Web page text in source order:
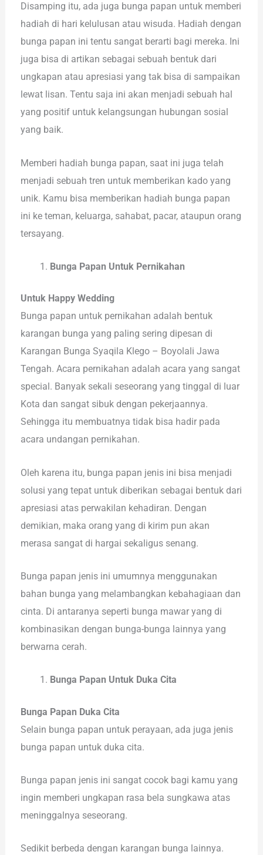
Disamping itu, ada juga bunga papan untuk memberi
hadiah di hari kelulusan atau wisuda. Hadiah dengan
bunga papan ini tentu sangat berarti bagi mereka. Ini
juga bisa di artikan sebagai sebuah bentuk dari
ungkapan atau apresiasi yang tak bisa di sampaikan
lewat lisan. Tentu saja ini akan menjadi sebuah hal
yang positif untuk kelangsungan hubungan sosial
yang baik.
Memberi hadiah bunga papan, saat ini juga telah
menjadi sebuah tren untuk memberikan kado yang
unik. Kamu bisa memberikan hadiah bunga papan
ini ke teman, keluarga, sahabat, pacar, ataupun orang
tersayang.
Bunga Papan Untuk Pernikahan
Untuk Happy Wedding
Bunga papan untuk pernikahan adalah bentuk
karangan bunga yang paling sering dipesan di
Karangan Bunga Syaqila Klego – Boyolali Jawa
Tengah. Acara pernikahan adalah acara yang sangat
special. Banyak sekali seseorang yang tinggal di luar
Kota dan sangat sibuk dengan pekerjaannya.
Sehingga itu membuatnya tidak bisa hadir pada
acara undangan pernikahan.
Oleh karena itu, bunga papan jenis ini bisa menjadi
solusi yang tepat untuk diberikan sebagai bentuk dari
apresiasi atas perwakilan kehadiran. Dengan
demikian, maka orang yang di kirim pun akan
merasa sangat di hargai sekaligus senang.
Bunga papan jenis ini umumnya menggunakan
bahan bunga yang melambangkan kebahagiaan dan
cinta. Di antaranya seperti bunga mawar yang di
kombinasikan dengan bunga-bunga lainnya yang
berwarna cerah.
Bunga Papan Untuk Duka Cita
Bunga Papan Duka Cita
Selain bunga papan untuk perayaan, ada juga jenis
bunga papan untuk duka cita.
Bunga papan jenis ini sangat cocok bagi kamu yang
ingin memberi ungkapan rasa bela sungkawa atas
meninggalnya seseorang.
Sedikit berbeda dengan karangan bunga lainnya.